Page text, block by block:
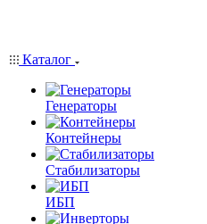
Каталог
Генераторы
Контейнеры
Стабилизаторы
ИБП